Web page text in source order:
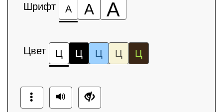
Шрифт А А А
Цвет Ц Ц Ц Ц Ц